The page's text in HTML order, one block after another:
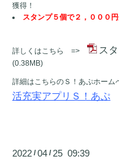
獲得！
スタンプ５個で２，０００
詳しくはこちら => ス
(0.38MB)
詳細はこちらのＳ！あぷホー
活充実アプリＳ！あぷ
2022 /04 / 25 09:39